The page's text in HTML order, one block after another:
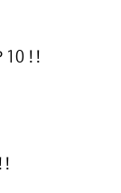
10 !!